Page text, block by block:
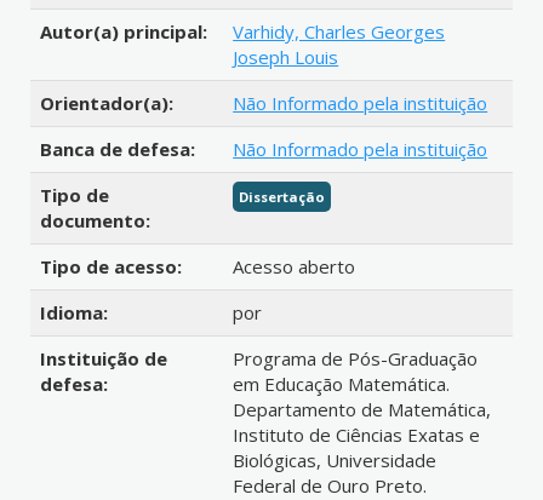
Autor(a) principal:
Varhidy, Charles Georges
Joseph Louis
Orientador(a):
Não Informado pela instituição
Banca de defesa:
Não Informado pela instituição
Tipo de
documento:
Dissertação
Tipo de acesso:
Acesso aberto
Idioma:
por
Instituição de
defesa:
Programa de Pós-Graduação
em Educação Matemática.
Departamento de Matemática,
Instituto de Ciências Exatas e
Biológicas, Universidade
Federal de Ouro Preto.